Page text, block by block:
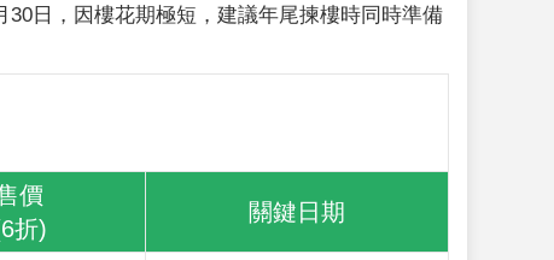
日，因樓花期極短，建議年尾揀樓時同時準備
價
折)
關鍵日期